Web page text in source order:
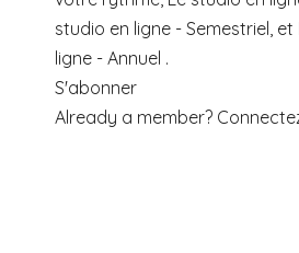
studio en ligne - Semestriel,
ligne - Annuel .
S'abonner
Already a member?